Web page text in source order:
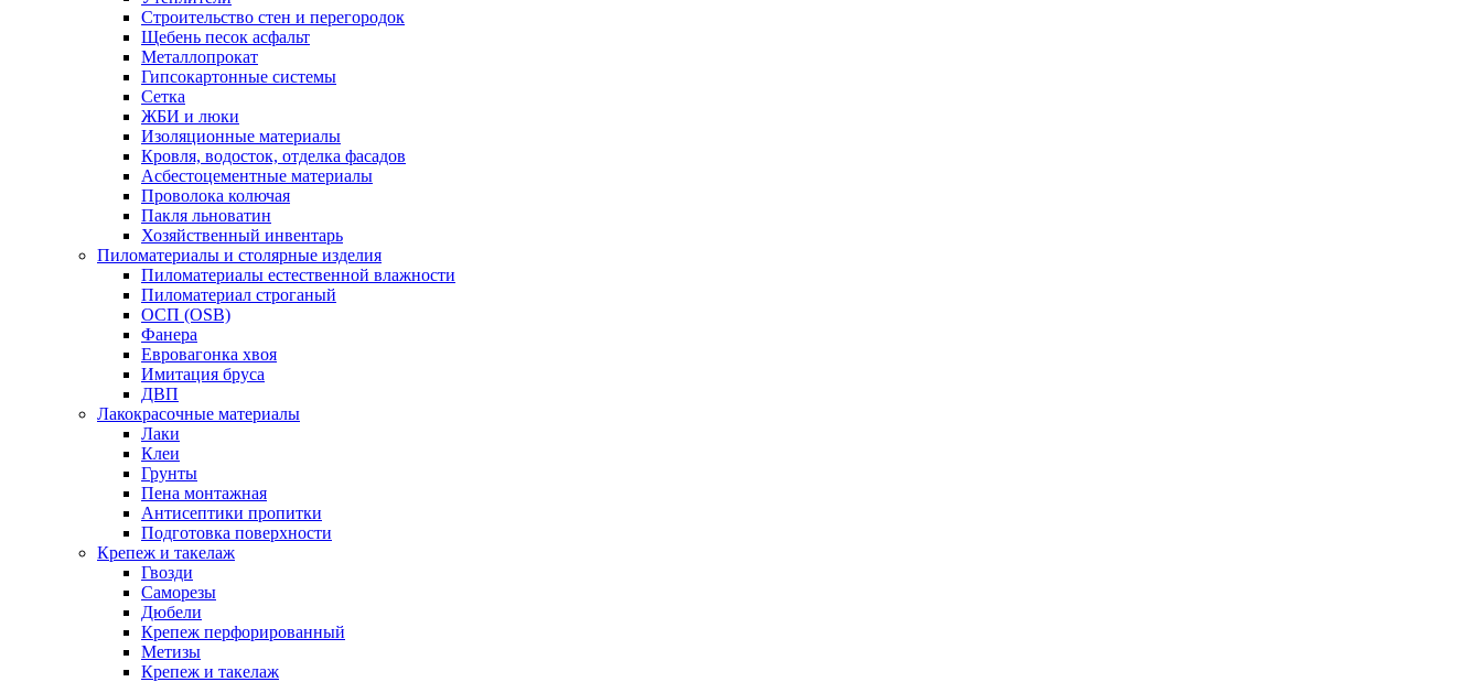
Строительство стен и перегородок
Щебень песок асфальт
Металлопрокат
Гипсокартонные системы
Сетка
ЖБИ и люки
Изоляционные материалы
Кровля, водосток, отделка фасадов
Асбестоцементные материалы
Проволока колючая
Пакля льноватин
Хозяйственный инвентарь
Пиломатериалы и столярные изделия
Пиломатериалы естественной влажности
Пиломатериал строганый
ОСП (OSB)
Фанера
Евровагонка хвоя
Имитация бруса
ДВП
Лакокрасочные материалы
Лаки
Клеи
Грунты
Пена монтажная
Антисептики пропитки
Подготовка поверхности
Крепеж и такелаж
Гвозди
Саморезы
Дюбели
Крепеж перфорированный
Метизы
Крепеж и такелаж